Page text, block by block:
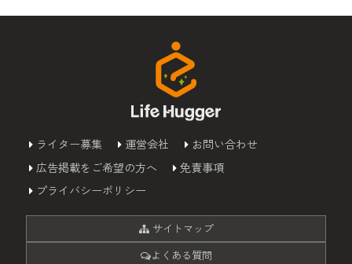
ライター募集 運営会社
お問い合わせ
広告掲載をご希望の方へ
免責事項
プライバシーポリシー
サイトマップ
よくある質問